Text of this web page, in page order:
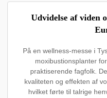
Udvidelse af viden
På en wellness-messe i
moxibustionsplanter
praktiserende fagfolk.
kvaliteten og effekten af
hvilket førte til talrige